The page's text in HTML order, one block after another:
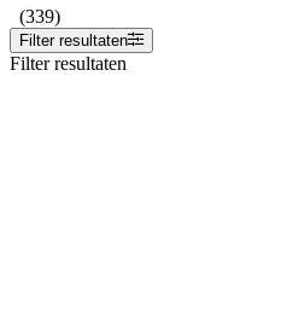
(339)
Filter resultaten
Filter resultaten